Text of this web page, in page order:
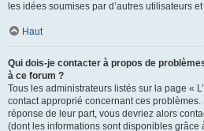
les idées soumises par d’autres utilisateurs
Haut
Qui dois-je contacter à propos de
à ce forum ?
Tous les administrateurs listés sur la page «
contact approprié concernant ces problèmes.
réponse de leur part, vous devriez alors
(dont les informations sont disponibles grâce